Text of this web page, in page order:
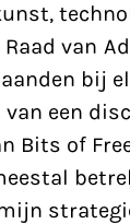
van
bij
van een
Bits of